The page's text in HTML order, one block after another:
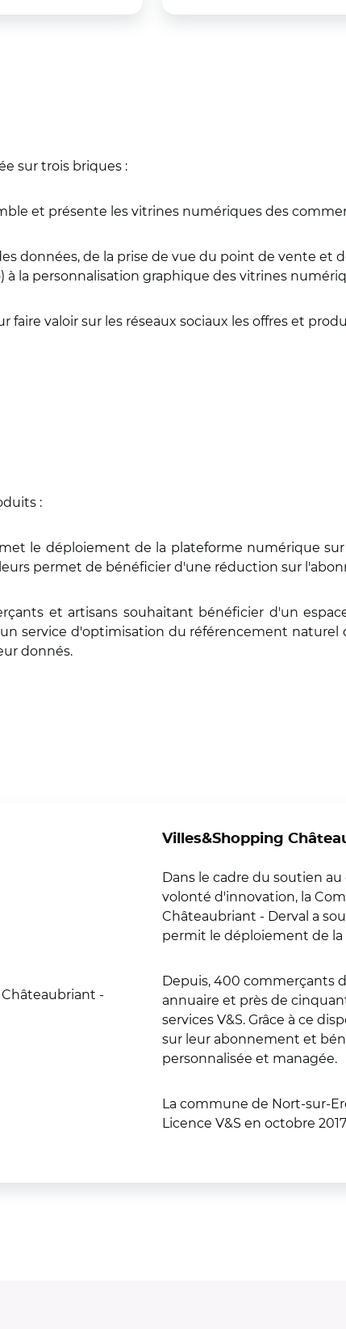
sur trois briques :
et présente les vitrines numériques des
données, de la prise de vue du point de vente et
la personnalisation graphique des vitrines
valoir sur les réseaux sociaux les offres et
:
le déploiement de la plateforme numérique
permet de bénéficier d'une réduction sur
et artisans souhaitant bénéficier d'un
service d'optimisation du référencement
donnés.
-
Villes&Shopping
Dans le cadre du soutien
volonté d'innovation, la
Châteaubriant - Derval a
permit le déploiement de
Depuis, 400 commerçants
annuaire et près de
services V&S. Grâce à ce
sur leur abonnement et
personnalisée et managée.
La commune de Nort-sur-
Licence V&S en octobre